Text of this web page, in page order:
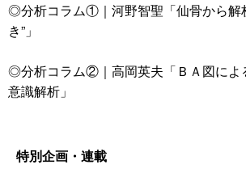
◎分析コラム①｜河野智聖「仙骨から解
き”」
◎分析コラム②｜高岡英夫「ＢＡ図によ
意識解析」
特別企画・連載